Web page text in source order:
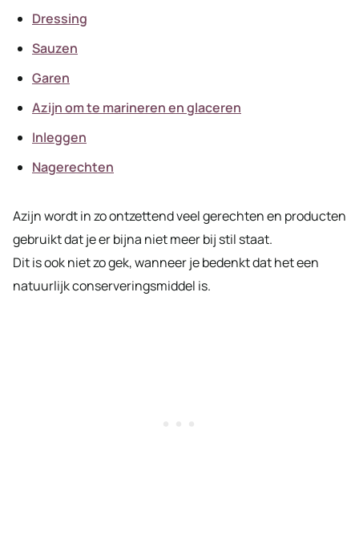
Dressing
Sauzen
Garen
Azijn om te marineren en glaceren
Inleggen
Nagerechten
Azijn wordt in zo ontzettend veel gerechten en producten
gebruikt dat je er bijna niet meer bij stil staat.
Dit is ook niet zo gek, wanneer je bedenkt dat het een
natuurlijk conserveringsmiddel is.